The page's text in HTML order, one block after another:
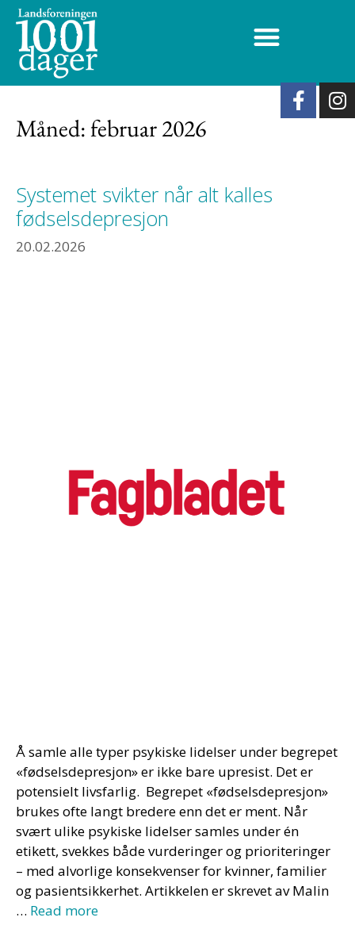
Måned:februar 2026
Systemet svikter når alt kalles
fødselsdepresjon
20.02.2026
Å samle alle typer psykiske lidelser under begrepet
«fødselsdepresjon» er ikke bare upresist. Det er
potensielt livsfarlig. Begrepet «fødselsdepresjon»
brukes ofte langt bredere enn det er ment. Når
svært ulike psykiske lidelser samles under én
etikett, svekkes både vurderinger og prioriteringer
– med alvorlige konsekvenser for kvinner, familier
og pasientsikkerhet. Artikkelen er skrevet av Malin
… Read more